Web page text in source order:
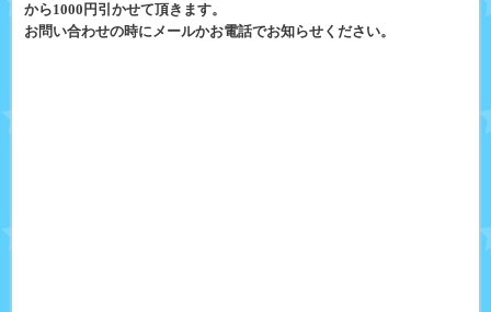
から1000円引かせて頂きます。
お問い合わせの時にメールかお電話でお知らせください。